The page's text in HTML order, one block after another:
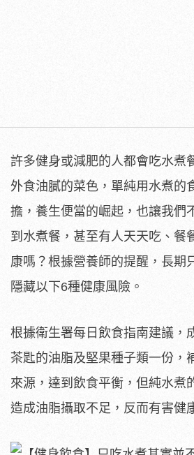
許多健身或減肥的人都會吃水煮
外食油膩的菜色，單純用水煮的
擔，養生便當的崛起，也讓我們
到水煮餐，甚至有人天天吃、餐
康嗎？根據營養師的提醒，長期
隱藏以下6種健康風險。
根據衛生署每日飲食指南建議，
茶匙的油脂及堅果種子類一份，
來源，達到飲食平衡，但純水煮
造成油脂攝取不足，反而有害健